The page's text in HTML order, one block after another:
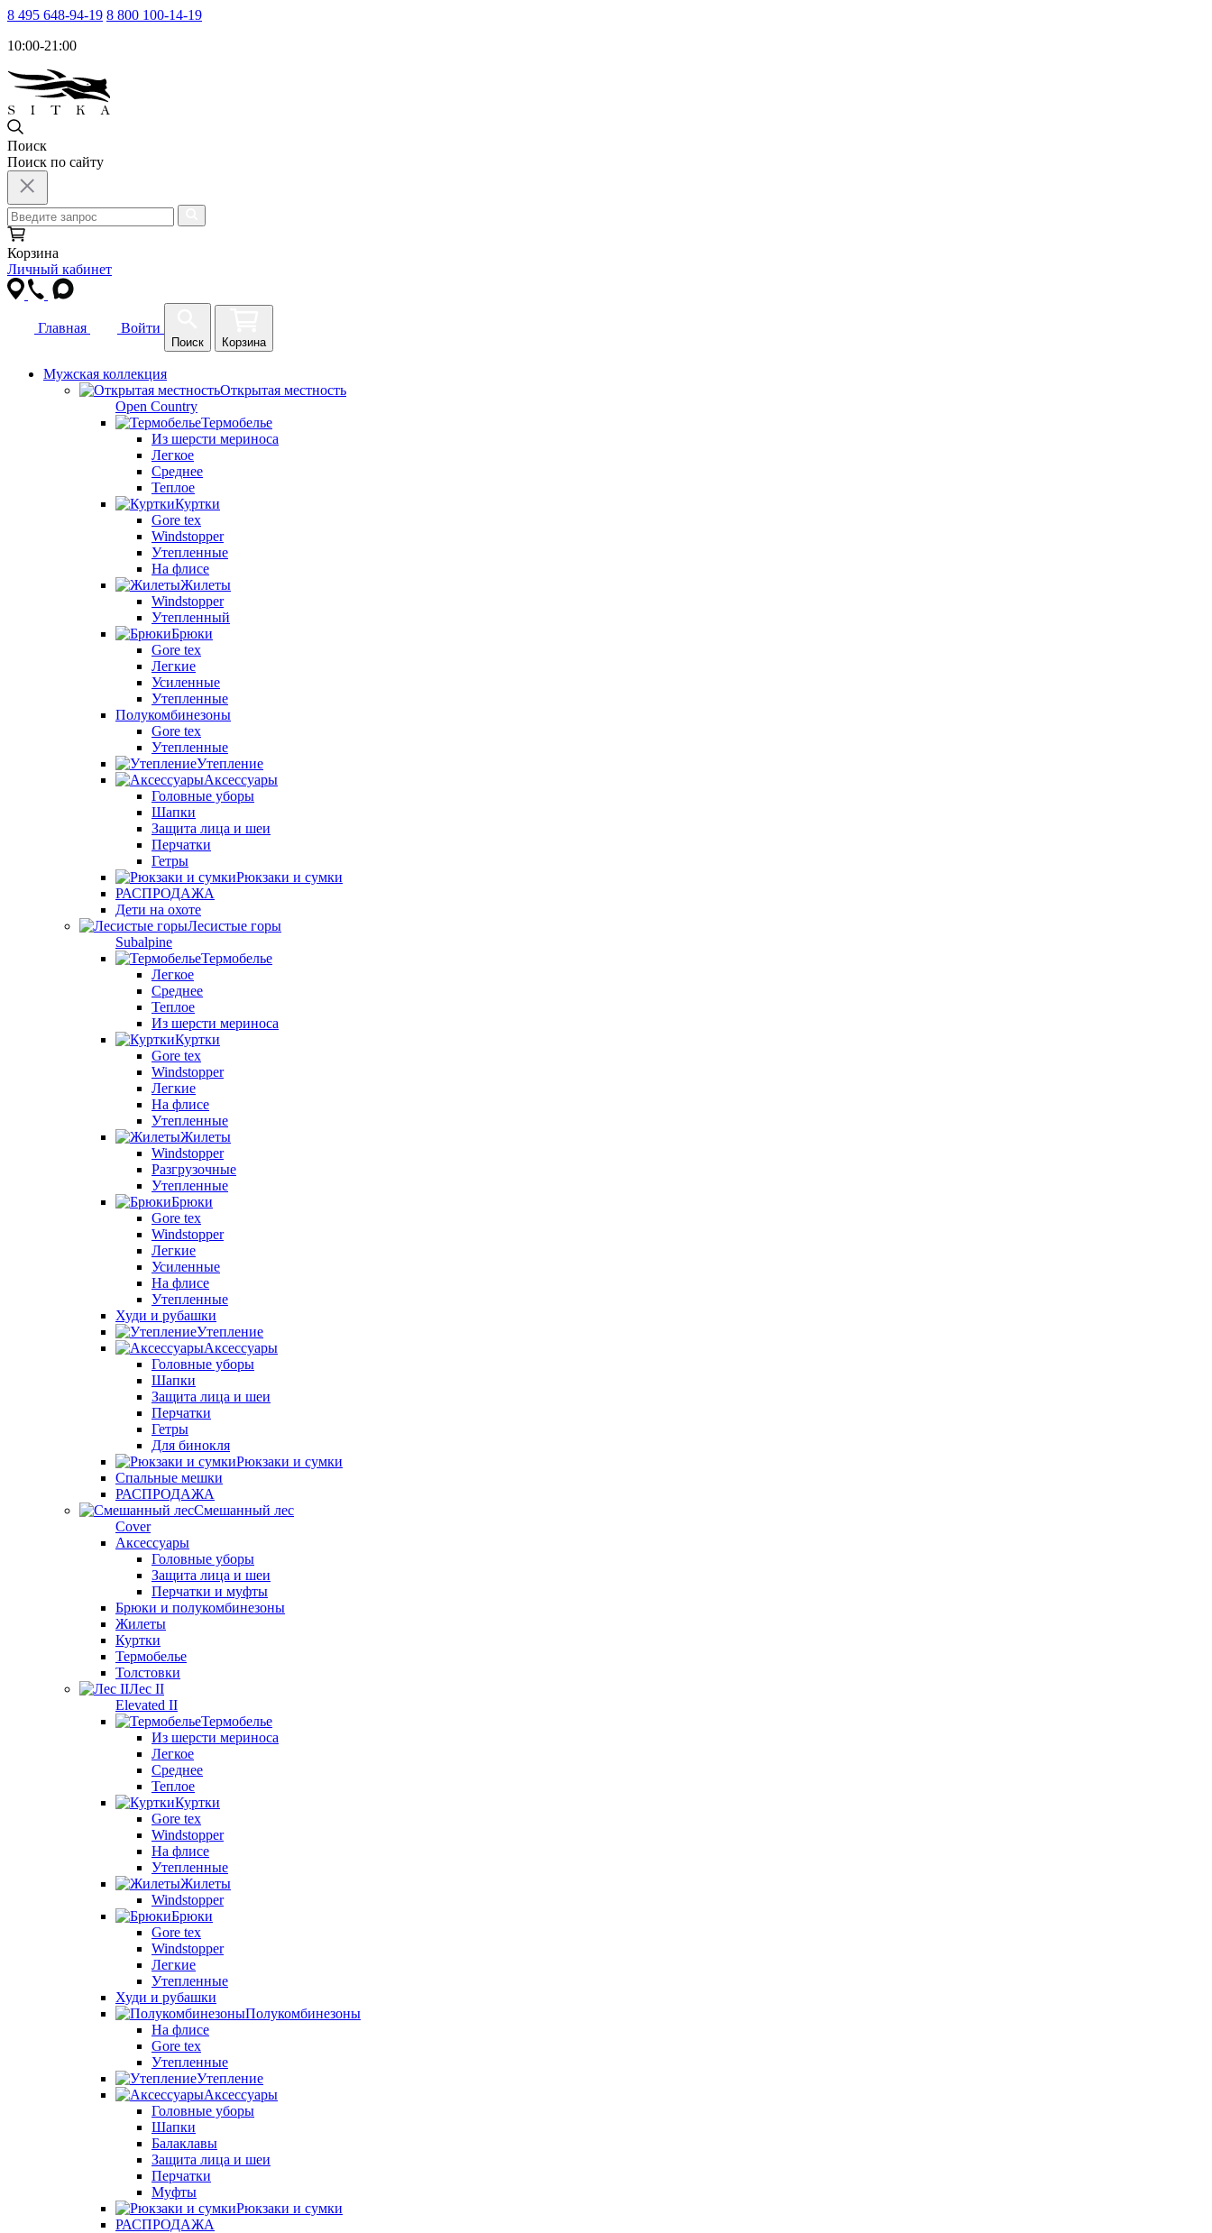
8 495 648-94-19 8 800 100-14-19
10:00-21:00
Поиск
Поиск по сайту
Корзина
Личный кабинет
Главная Войти
Поиск Корзина
Мужская коллекция
Открытая местность
Open Country
Термобелье
Из шерсти мериноса
Легкое
Среднее
Теплое
Куртки
Gore tex
Windstopper
Утепленные
На флисе
Жилеты
Windstopper
Утепленный
Брюки
Gore tex
Легкие
Усиленные
Утепленные
Полукомбинезоны
Gore tex
Утепленные
Утепление
Аксессуары
Головные уборы
Шапки
Защита лица и шеи
Перчатки
Гетры
Рюкзаки и сумки
РАСПРОДАЖА
Дети на охоте
Лесистые горы
Subalpine
Термобелье
Легкое
Среднее
Теплое
Из шерсти мериноса
Куртки
Gore tex
Windstopper
Легкие
На флисе
Утепленные
Жилеты
Windstopper
Разгрузочные
Утепленные
Брюки
Gore tex
Windstopper
Легкие
Усиленные
На флисе
Утепленные
Худи и рубашки
Утепление
Аксессуары
Головные уборы
Шапки
Защита лица и шеи
Перчатки
Гетры
Для бинокля
Рюкзаки и сумки
Спальные мешки
РАСПРОДАЖА
Смешанный лес
Cover
Аксессуары
Головные уборы
Защита лица и шеи
Перчатки и муфты
Брюки и полукомбинезоны
Жилеты
Куртки
Термобелье
Толстовки
Лес II
Elevated II
Термобелье
Из шерсти мериноса
Легкое
Среднее
Теплое
Куртки
Gore tex
Windstopper
На флисе
Утепленные
Жилеты
Windstopper
Брюки
Gore tex
Windstopper
Легкие
Утепленные
Худи и рубашки
Полукомбинезоны
На флисе
Gore tex
Утепленные
Утепление
Аксессуары
Головные уборы
Шапки
Балаклавы
Защита лица и шеи
Перчатки
Муфты
Рюкзаки и сумки
РАСПРОДАЖА